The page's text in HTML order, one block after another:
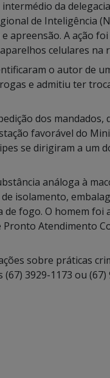
da
de Inteligência
apreensão. A ação
celulares na
o autor de
e admitiu ter
dos
favorável do
se dirigiram a um
análoga à
isolamento,
de fogo. O homem foi
Atendimento
sobre práticas
3929-1173 ou (67)